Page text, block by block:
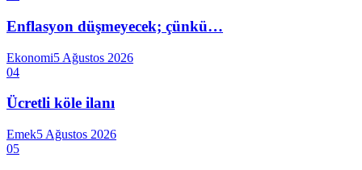
Enflasyon düşmeyecek; çünkü…
Ekonomi5 Ağustos 2026
04
Ücretli köle ilanı
Emek5 Ağustos 2026
05